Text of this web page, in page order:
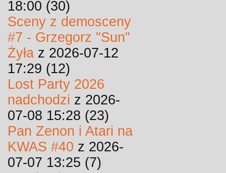
18:00 (30)
Sceny z demosceny
#7 - Grzegorz "Sun"
Żyła z 2026-07-12
17:29 (12)
Lost Party 2026
nadchodzi z 2026-
07-08 15:28 (23)
Pan Zenon i Atari na
KWAS #40 z 2026-
07-07 13:25 (7)